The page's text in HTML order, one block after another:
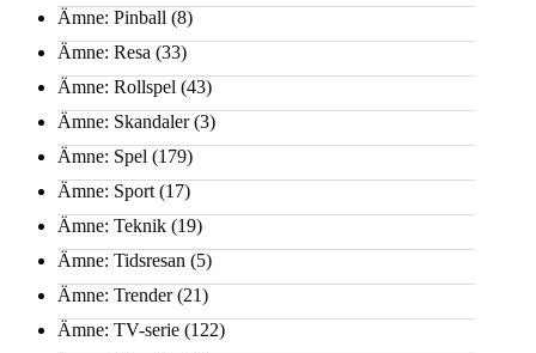
Ämne: Pinball (8)
Ämne: Resa (33)
Ämne: Rollspel (43)
Ämne: Skandaler(3)
Ämne: Spel (179)
Ämne: Sport (17)
Ämne: Teknik (19)
Ämne: Tidsresan (5)
Ämne: Trender(21)
Ämne: TV-serie (122)